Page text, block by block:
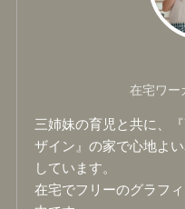
在宅ワー
三姉妹の育児と共に、
ザイン』の家で心地よ
しています。
在宅でフリーのグラフ